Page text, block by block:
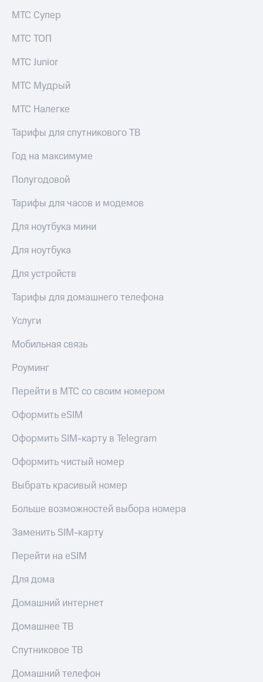
МТС Супер
МТС ТОП
МТС Junior
МТС Мудрый
МТС Налегке
Тарифы для спутникового ТВ
Год на максимуме
Полугодовой
Тарифы для часов и модемов
Для ноутбука мини
Для ноутбука
Для устройств
Тарифы для домашнего телефона
Услуги
Мобильная связь
Роуминг
Перейти в МТС со своим номером
Оформить eSIM
Оформить SIM-карту в Telegram
Оформить чистый номер
Выбрать красивый номер
Больше возможностей выбора номера
Заменить SIM-карту
Перейти на eSIM
Для дома
Домашний интернет
Домашнее ТВ
Спутниковое ТВ
Домашний телефон